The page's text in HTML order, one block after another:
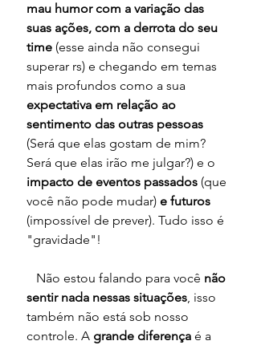
mau humor com a variação das
suas ações, com a derrota do seu
time (esse ainda não consegui
superar rs) e chegando em temas
mais profundos como a sua
expectativa em relação ao
sentimento das outras pessoas
(Será que elas gostam de mim?
Será que elas irão me julgar?) e o
impacto de eventos passados (que
você não pode mudar) e futuros
(impossível de prever). Tudo isso é
"gravidade"!
   Não estou falando para você
não
sentir nada nessas situações, isso
também não está sob nosso
controle. A grande diferença é a